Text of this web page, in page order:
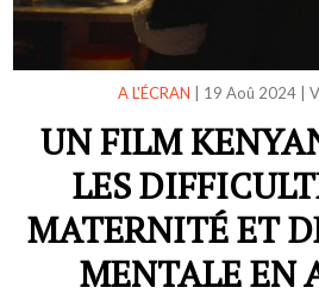
A L'ÉCRAN 19 Aoû 2024
UN FILM
LES
MATERNITÉ ET
MENTALE EN